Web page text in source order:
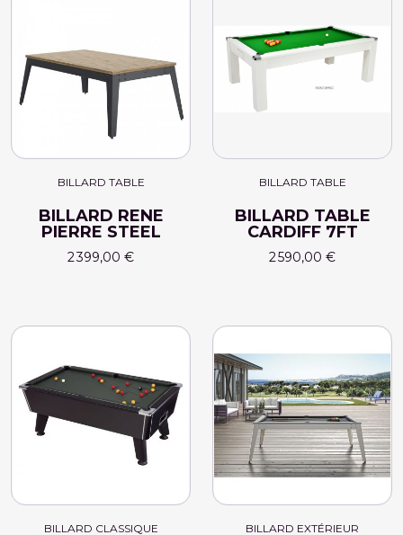
BILLARD TABLE
BILLARD RENE
PIERRE STEEL
2 399,00 €
BILLARD TABLE
BILLARD TABLE
CARDIFF 7FT
2 590,00 €
BILLARD CLASSIQUE BILLARD EXTÉRIEUR